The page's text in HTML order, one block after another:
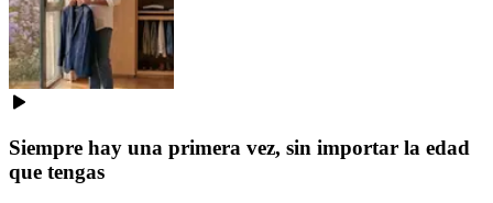
Siempre hay una primera vez, sin importar la edad
que tengas